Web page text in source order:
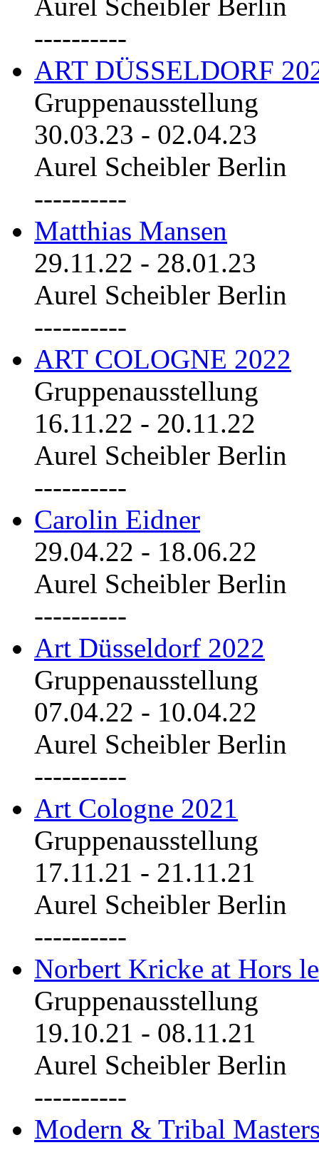
----------
ART DÜSSELDORF
Gruppenausstellung
30.03.23 - 02.04.23
Aurel Scheibler Berlin
----------
Matthias Mansen
29.11.22 - 28.01.23
Aurel Scheibler Berlin
----------
ART COLOGNE 2022
Gruppenausstellung
16.11.22 - 20.11.22
Aurel Scheibler Berlin
----------
Carolin Eidner
29.04.22 - 18.06.22
Aurel Scheibler Berlin
----------
Art Düsseldorf 2022
Gruppenausstellung
07.04.22 - 10.04.22
Aurel Scheibler Berlin
----------
Art Cologne 2021
Gruppenausstellung
17.11.21 - 21.11.21
Aurel Scheibler Berlin
----------
Norbert Kricke at Hors
Gruppenausstellung
19.10.21 - 08.11.21
Aurel Scheibler Berlin
----------
Modern & Tribal